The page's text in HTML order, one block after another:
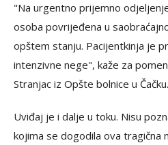
"Na urgentno prijemno
osoba povrijeđena u
opštem stanju. Pacijentkinja je
intenzivne nege", kaže za
Stranjac iz Opšte bolnice u Čačku.
Uviđaj je i dalje u toku. Nisu
kojima se dogodila ova tragična